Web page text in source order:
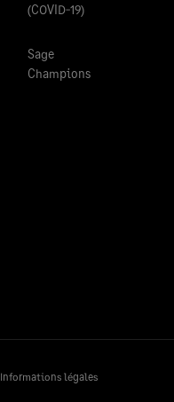
(COVID-19)
Sage
Champions
Informations légales